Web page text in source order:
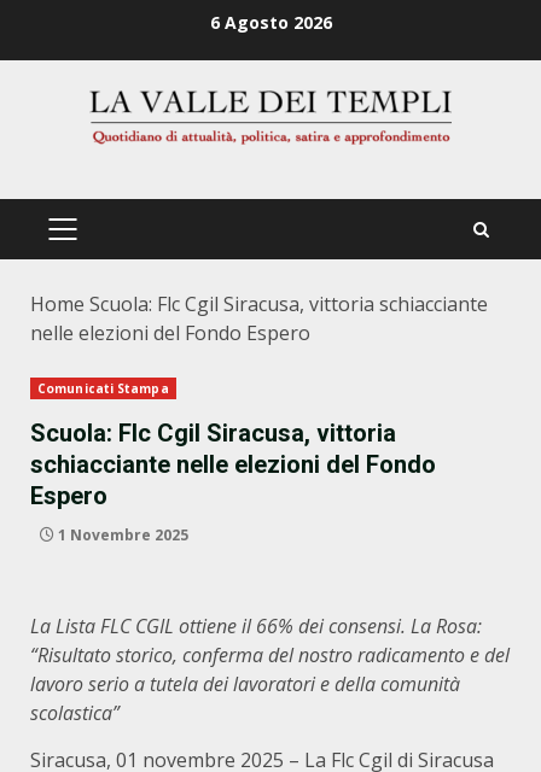
6 Agosto 2026
PRIMÄRES
Home Scuola: Flc Cgil Siracusa, vittoria schiacciante
nelle elezioni del Fondo Espero
Comunicati Stampa
Scuola: Flc Cgil Siracusa, vittoria
schiacciante nelle elezioni del Fondo
Espero
1 Novembre 2025
La Lista FLC CGIL ottiene il 66% dei consensi. La Rosa:
“Risultato storico, conferma del nostro radicamento e del
lavoro serio a tutela dei lavoratori e della comunità
scolastica”
Siracusa, 01 novembre 2025 – La Flc Cgil di Siracusa